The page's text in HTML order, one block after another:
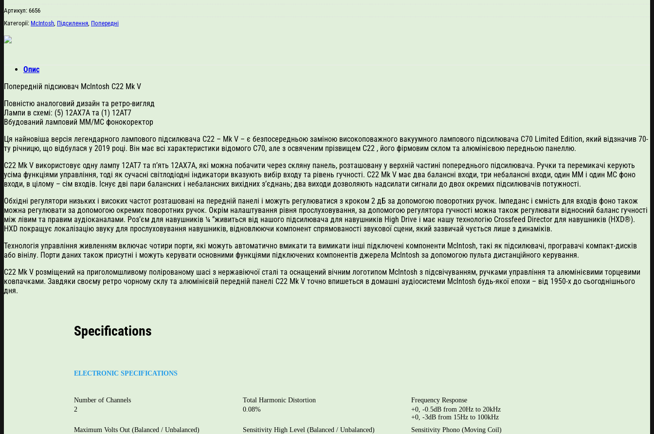
Артикул: 6656
Категорії: McIntosh Підсилення Попередні
Опис
Попередній підсиювач McIntosh C22 Mk V
Повністю аналоговий дизайн та ретро-вигляд
Лампи в схемі: (5) 12AX7A та (1) 12AT7
Вбудований ламповий ММ/МС фонокоректор
Ця найновіша версія легендарного лампового підсилювача C22 – Mk V – є безпосередньою заміною високоповажного вакуумного лампового підсилювача C70 Limited Edition, який відзначив 70-
ту річницю, що відбулася у 2019 році. Він має всі характеристики відомого C70, але з освяченим прізвищем C22 , його фірмовим склом та алюмінієвою передньою панеллю.
C22 Mk V використовує одну лампу 12AT7 та п’ять 12AX7A, які можна побачити через скляну панель, розташовану у верхній частині попереднього підсилювача. Ручки та перемикачі керують
усіма функціями управління, тоді як сучасні світлодіодні індикатори вказують вибір входу та рівень гучності. C22 Mk V має два балансні входи, три небалансні входи, один ММ і один МС фоно
входи, в цілому – сім входів. Існує дві пари балансних і небалансних вихідних з’єднань; два виходи дозволяють надсилати сигнали до двох окремих підсилювачів потужності.
Обхідні регулятори низьких і високих частот розташовані на передній панелі і можуть регулюватися з кроком 2 дБ за допомогою поворотних ручок. Імпеданс і ємність для входів фоно також
можна регулювати за допомогою окремих поворотних ручок. Окрім налаштування рівня прослуховування, за допомогою регулятора гучності можна також регулювати відносний баланс гучності
між лівим та правим аудіоканалами. Роз’єм для навушників ¼ ”живиться від нашого підсилювача для навушників High Drive і має нашу технологію Crossfeed Director для навушників (HXD®).
HXD покращує локалізацію звуку для прослуховування навушників, відновлюючи компонент спрямованості звукової сцени, який зазвичай чується лише з динаміків.
Технологія управління живленням включає чотири порти, які можуть автоматично вмикати та вимикати інші підключені компоненти McIntosh, такі як підсилювачі, програвачі компакт-дисків
або вінілу. Порти даних також присутні і можуть керувати основними функціями підключених компонентів джерела McIntosh за допомогою пульта дистанційного керування.
C22 Mk V розміщений на приголомшливому полірованому шасі з нержавіючої сталі та оснащений вічним логотипом McIntosh з підсвічуванням, ручками управління та алюмінієвими торцевими
ковпачками. Завдяки своєму ретро чорному склу та алюмінієвій передній панелі C22 Mk V точно впишеться в домашні аудіосистеми McIntosh будь-якої епохи – від 1950-х до сьогоднішнього
дня.
Specifications
ELECTRONIC SPECIFICATIONS
Number of Channels
2
Total Harmonic Distortion
0.08%
Frequency Response
+0, -0.5dB from 20Hz to 20kHz
+0, -3dB from 15Hz to 100kHz
Maximum Volts Out (Balanced / Unbalanced)
Sensitivity High Level (Balanced / Unbalanced)
Sensitivity Phono (Moving Coil)